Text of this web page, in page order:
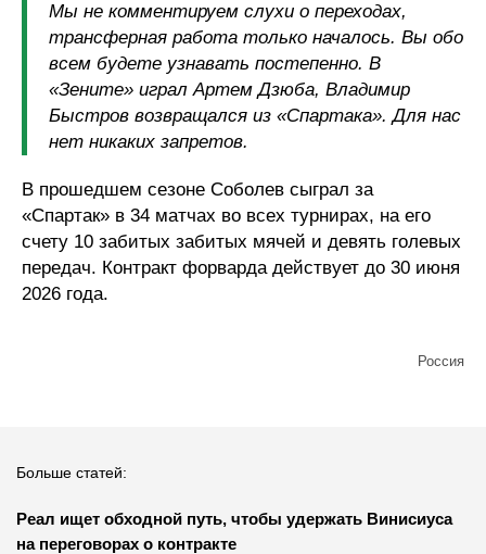
Мы не комментируем слухи о переходах,
трансферная работа только началось. Вы обо
всем будете узнавать постепенно. В
«Зените» играл Артем Дзюба, Владимир
Быстров возвращался из «Спартака». Для нас
нет никаких запретов.
В прошедшем сезоне Соболев сыграл за
«Спартак» в 34 матчах во всех турнирах, на его
счету 10 забитых забитых мячей и девять голевых
передач. Контракт форварда действует до 30 июня
2026 года.
Россия
Больше статей:
Реал ищет обходной путь, чтобы удержать Винисиуса
на переговорах о контракте